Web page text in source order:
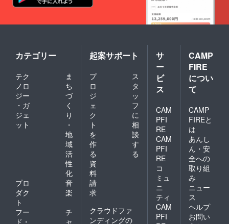
からご
連絡く
ださ
援者：1
人 お届
け予
定：
2025年
06月
ており
ます
が、万
期不良
が発覚
した場
合は、
即時交
換対応
させて
きま
す。不
良が発
覚した
場合は
問い合
わせ
ページ
からご
連絡く
ださ
い。 支
援者：1
人 お届
カテゴリー
テク
ノロ
ジー
・ガ
ジェ
ット
ま
ち
づ
く
り
・
地
域
活
性
化
プロ
ダク
ト
音
楽
フー
ド・
チ
ャ
起案サポート
プ
ロ
ジ
ェ
ク
ト
を
作
る
ス
タ
ッ
フ
に
相
談
す
る
資
料
請
求
クラウドファ
ンディングの
サ
ー
ビ
ス
CAM
PFI
RE
CAM
PFI
RE
コ
ミュ
ニ
ティ
CAM
PFI
CAMP
FIRE
につい
て
CAMP
FIREと
は
あんし
ん・安
全への
取り組
み
ニュー
ス
ヘルプ
お問い